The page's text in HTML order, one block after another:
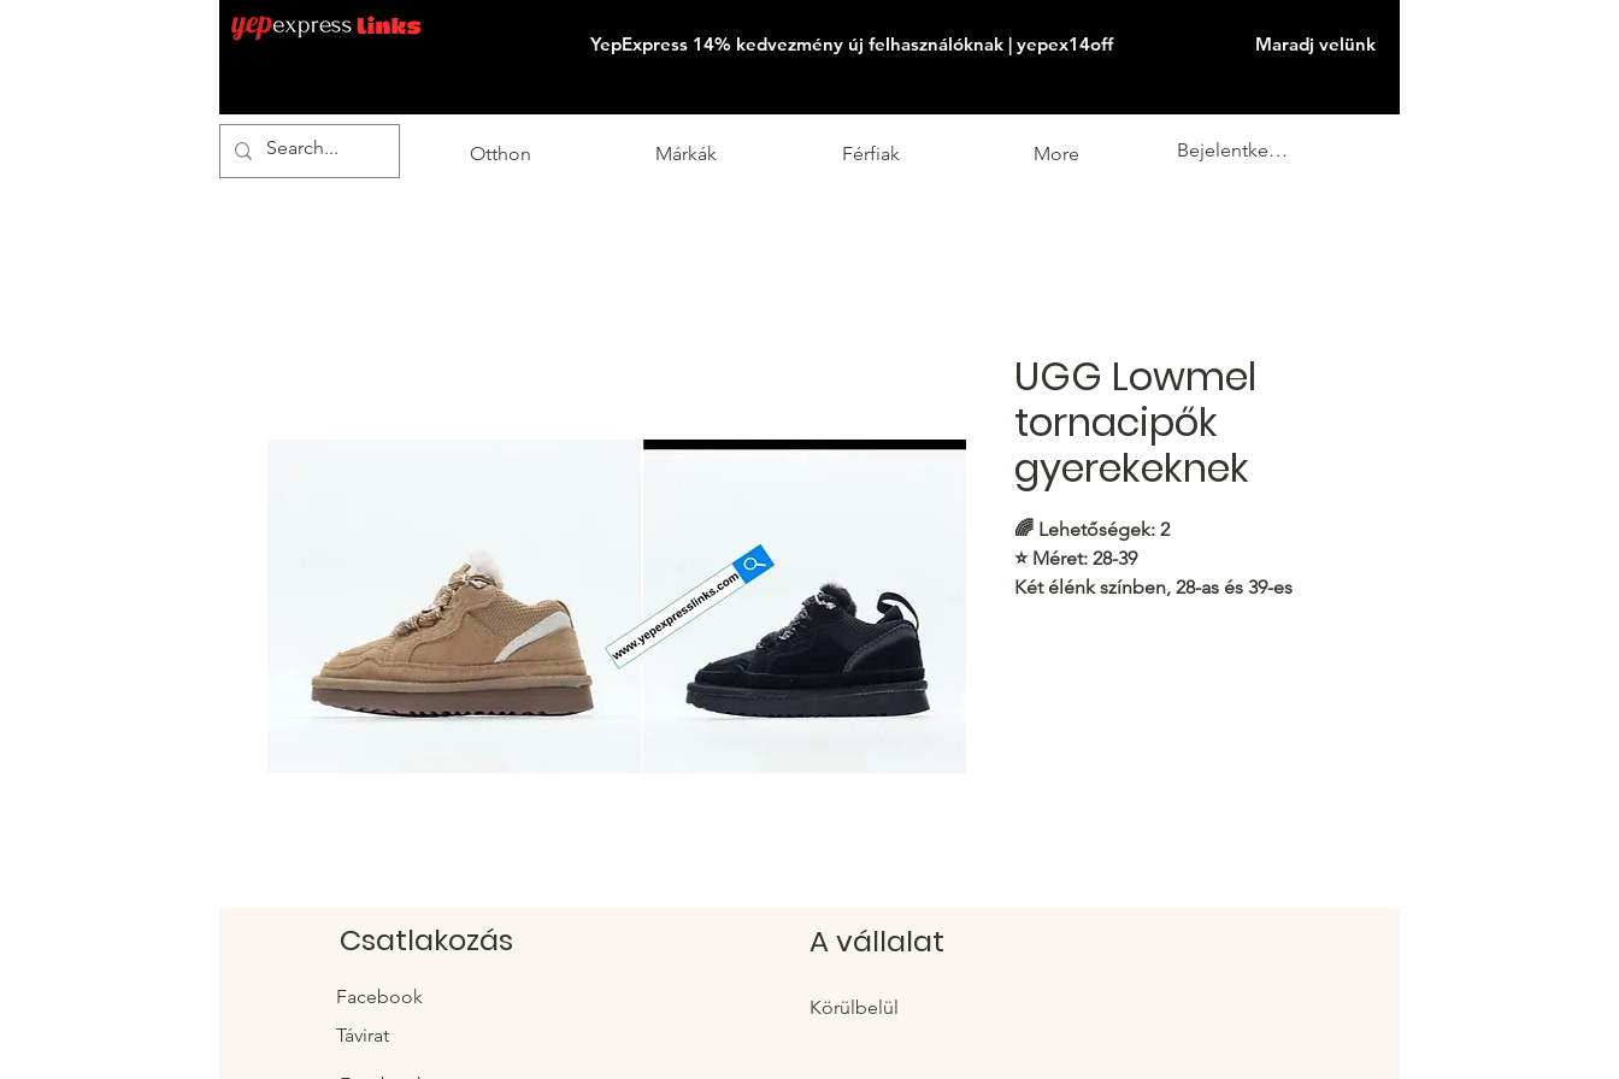
YepExpress 14% kedvezmény új felhasználóknak | yepex14off Maradj velünk
Otthon Márkák Férfiak More Bejelentkezés
UGG Lowmel
tornacipők
gyerekeknek
🌈 Lehetőségek: 2
⭐️ Méret: 28-39
Két élénk színben, 28-as és 39-es
Csatlakozás
Facebook
Távirat
A vállalat
Körülbelül